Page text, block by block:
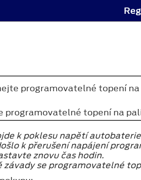
programovatelné topení
programovatelné topení na
k poklesu napětí
k přerušení napájení
znovu čas hodin.
závady se programovatelné